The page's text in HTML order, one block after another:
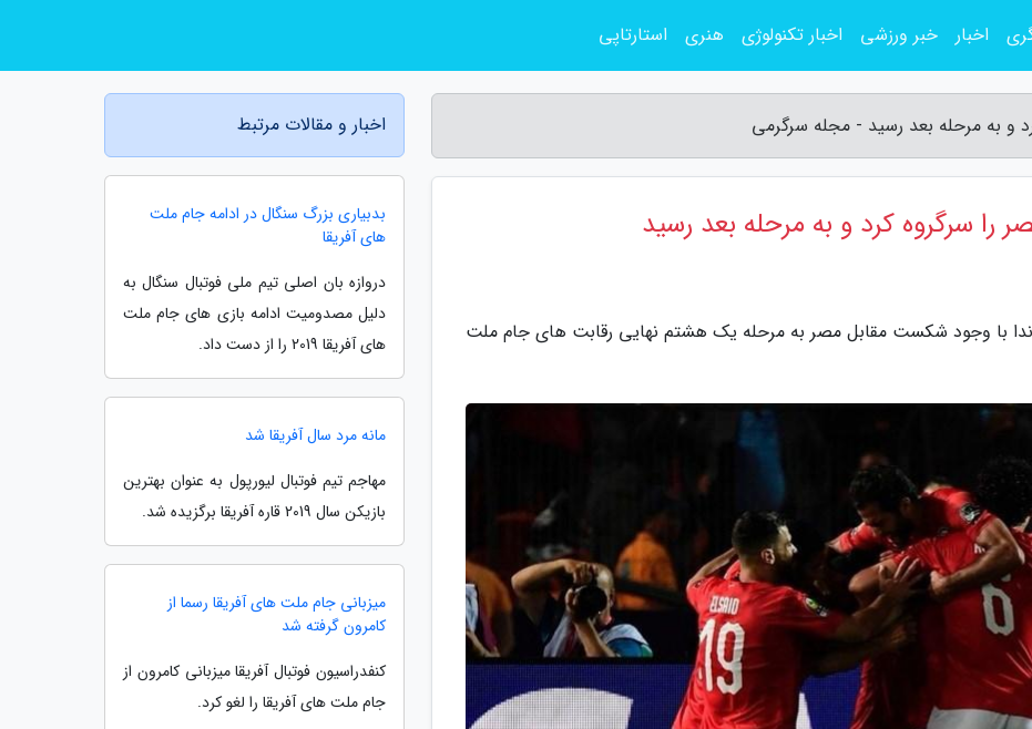
و به مرحله بعد رسید - مجله سرگرمی
را سرگروه کرد و به مرحله بعد رسید
با وجود شکست مقابل مصر به مرحله یک هشتم نهایی رقابت های جام ملت
اخبار و مقالات مرتبط
بدبیاری بزرگ سنگال در ادامه جام ملت
های آفریقا
دروازه بان اصلی تیم ملی فوتبال سنگال به
دلیل مصدومیت ادامه بازی های جام ملت
های آفریقا 2019 را از دست داد.
مانه مرد سال آفریقا شد
مهاجم تیم فوتبال لیورپول به عنوان بهترین
بازیکن سال 2019 قاره آفریقا برگزیده شد.
میزبانی جام ملت های آفریقا رسما از
کامرون گرفته شد
کنفدراسیون فوتبال آفریقا میزبانی کامرون از
جام ملت های آفریقا را لغو کرد.
اخبار خبر ورزشی اخبار تکنولوژی هنری استارتاپی